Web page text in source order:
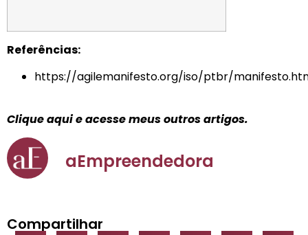
Referências:
https://agilemanifesto.org/iso/ptbr/
Clique aqui e acesse meus outros artigos.
aEmpreendedora
Compartilhar